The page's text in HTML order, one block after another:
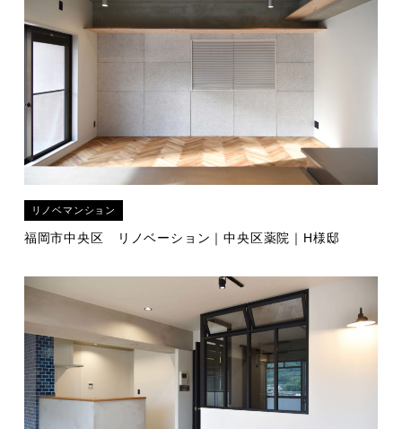
リノベマンション
福岡市中央区 リノベーション｜中央区薬院｜H様邸